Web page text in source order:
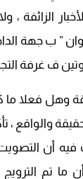
الزائفة
” ب جهة
غرفة التجارة
وهل فعلا ما
والواقع
أن
ما تم